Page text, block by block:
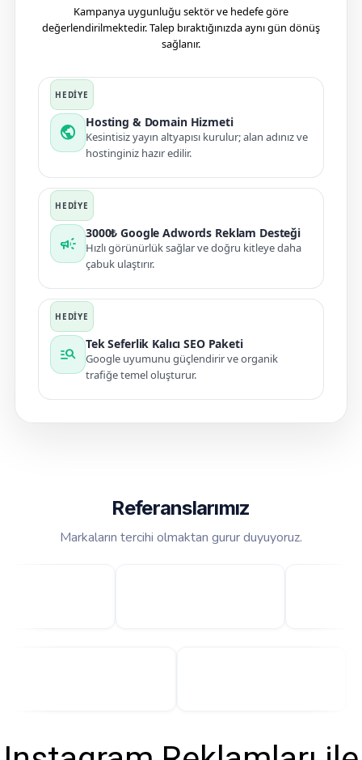
Kampanya uygunluğu sektör ve hedefe göre
değerlendirilmektedir. Talep bıraktığınızda aynı gün dönüş
sağlanır.
public
Hosting & Domain Hizmeti
Kesintisiz yayın altyapısı kurulur; alan adınız ve
hostinginiz hazır edilir.
campaign
3000₺ Google Adwords Reklam Desteği
Hızlı görünürlük sağlar ve doğru kitleye daha
çabuk ulaştırır.
manage_search
Tek Seferlik Kalıcı SEO Paketi
Google uyumunu güçlendirir ve organik
trafiğe temel oluşturur.
Referanslarımız
Markaların tercihi olmaktan gurur duyuyoruz.